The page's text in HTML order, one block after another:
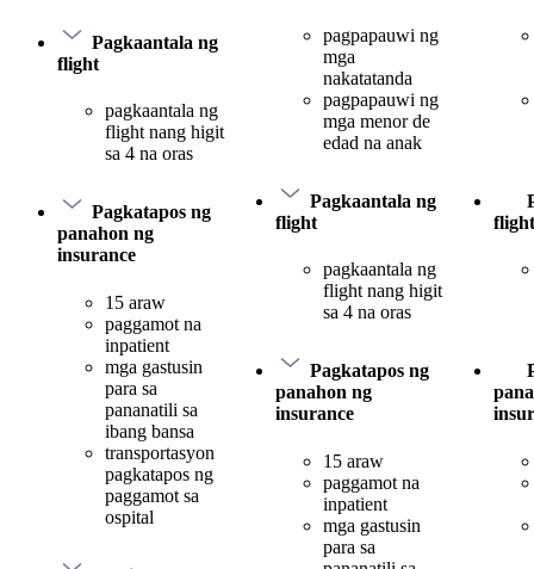
Pagkaantala ng
flight
pagkaantala ng
flight nang higit
sa 4 na oras
Pagkatapos ng
panahon ng
insurance
15 araw
paggamot na
inpatient
mga gastusin
para sa
pananatili sa
ibang bansa
transportasyon
pagkatapos ng
paggamot sa
ospital
pagpapauwi ng
mga
nakatatanda
pagpapauwi ng
mga menor de
edad na anak
Pagkaantala ng
flight
pagkaantala ng
flight nang higit
sa 4 na oras
Pagkatapos ng
panahon ng
insurance
15 araw
paggamot na
inpatient
mga gastusin
para sa
flight